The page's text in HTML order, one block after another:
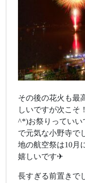
その後の花火も最
しいですが次こそ
^*)お祭りっていい
で元気な小野寺で
地の航空祭は10月
嬉しいです✈
長すぎる前置きで